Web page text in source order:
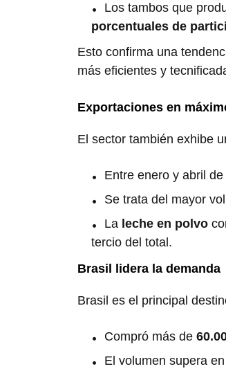
Los tambos que
porcentuales de
Esto confirma una
más eficientes y
Exportaciones en
El sector también exhibe
Entre enero y abril
Se trata del mayor
La leche en polvo
tercio del total.
Brasil lidera la demanda
Brasil es el principal
Compró más de
El volumen supera en